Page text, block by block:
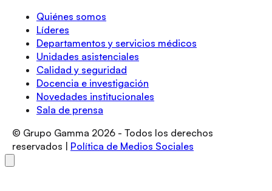
Quiénes somos
Líderes
Departamentos y servicios médicos
Unidades asistenciales
Calidad y seguridad
Docencia e investigación
Novedades institucionales
Sala de prensa
© Grupo Gamma 2026 - Todos los derechos
reservados |
Política de Medios Sociales